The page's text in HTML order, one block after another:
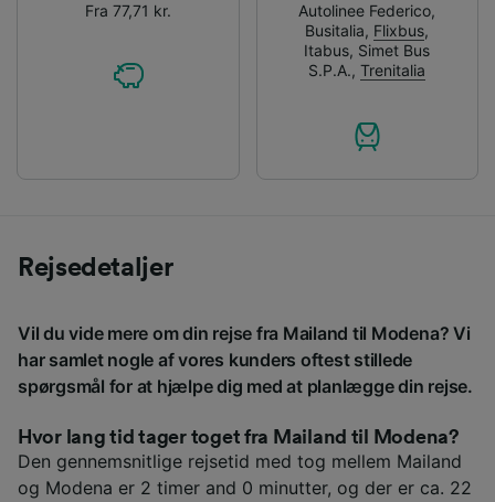
Fra 77,71 kr.
Autolinee Federico,
Busitalia, Flixbus,
Itabus, Simet Bus
S.P.A.,Trenitalia
Rejsedetaljer
Vil du vide mere om din rejse fra Mailand til Modena? Vi
har samlet nogle af vores kunders oftest stillede
spørgsmål for at hjælpe dig med at planlægge din rejse.
Hvor lang tid tager toget fra Mailand til Modena?
Den gennemsnitlige rejsetid med tog mellem Mailand
og Modena er 2 timer and 0 minutter, og der er ca. 22